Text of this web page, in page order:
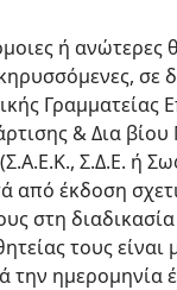
ή ανώτερες
σε
Γραμματείας
& Δια
Σ.Δ.Ε. ή
από έκδοση
στη
τους είναι
την ημερομηνία